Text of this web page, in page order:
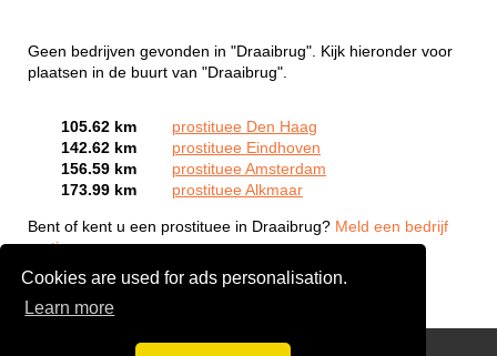
Cookies are used for ads personalisation.
Learn more
Geen bedrijven gevonden in "Draaibrug". Kijk hieronder voor
plaatsen in de buurt van "Draaibrug".
105.62 km
prostituee Den Haag
142.62 km
prostituee Eindhoven
156.59 km
prostituee Amsterdam
173.99 km
prostituee Alkmaar
Bent of kent u een prostituee in Draaibrug? Meld een bedrijf
gratis aan